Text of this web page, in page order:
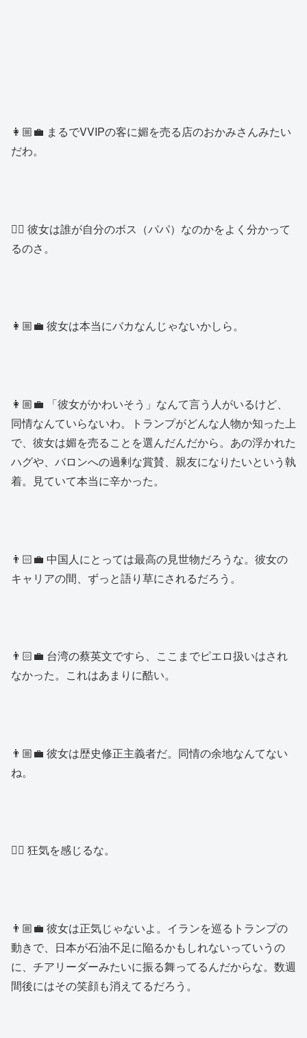
👩🏼‍💼 まるでVVIPの客に媚を売る店のおかみさんみたい
だわ。
👱‍♂️ 彼女は誰が自分のボス（パパ）なのかをよく分かって
るのさ。
👩🏼‍💼 彼女は本当にバカなんじゃないかしら。
👩🏼‍💼 「彼女がかわいそう」なんて言う人がいるけど、
同情なんていらないわ。トランプがどんな人物か知った上
で、彼女は媚を売ることを選んだんだから。あの浮かれた
ハグや、バロンへの過剰な賞賛、親友になりたいという執
着。見ていて本当に辛かった。
👨🏻‍💼 中国人にとっては最高の見世物だろうな。彼女の
キャリアの間、ずっと語り草にされるだろう。
👨🏻‍💼 台湾の蔡英文ですら、ここまでピエロ扱いはされ
なかった。これはあまりに酷い。
👨🏼‍💼 彼女は歴史修正主義者だ。同情の余地なんてない
ね。
👱‍♂️ 狂気を感じるな。
👨🏼‍💼 彼女は正気じゃないよ。イランを巡るトランプの
動きで、日本が石油不足に陥るかもしれないっていうの
に、チアリーダーみたいに振る舞ってるんだからな。数週
間後にはその笑顔も消えてるだろう。